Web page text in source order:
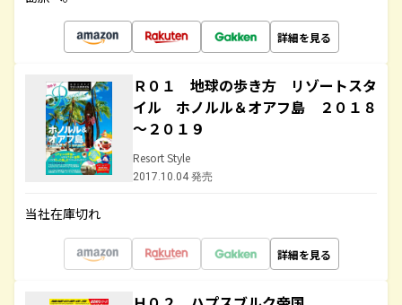
詳細を見る
Ｒ０１ 地球の歩き方 リゾートスタ
イル ホノルル＆オアフ島 ２０１８
～２０１９
Resort Style
2017.10.04 発売
当社在庫切れ
詳細を見る